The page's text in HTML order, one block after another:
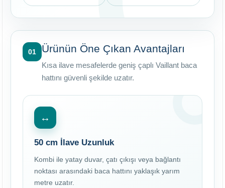
01 Ürünün Öne Çıkan Avantajları
Kısa ilave mesafelerde geniş çaplı Vaillant baca
hattını güvenli şekilde uzatır.
↔
50 cm İlave Uzunluk
Kombi ile yatay duvar, çatı çıkışı veya bağlantı
noktası arasındaki baca hattını yaklaşık yarım
metre uzatır.